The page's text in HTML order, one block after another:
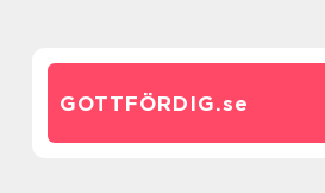
GOTTFÖRDIG.se